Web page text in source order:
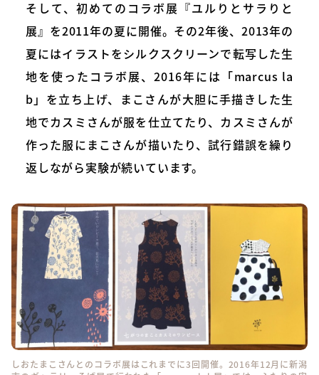
そして、初めてのコラボ展『ユルりとサラりと
展』を2011年の夏に開催。その2年後、2013年の
夏にはイラストをシルクスクリーンで転写した生
地を使ったコラボ展、2016年には「marcus la
b」を立ち上げ、まこさんが大胆に手描きした生
地でカスミさんが服を仕立てたり、カスミさんが
作った服にまこさんが描いたり、試行錯誤を繰り
返しながら実験が続いています。
しおたまこさんとのコラボ展はこれまでに3回開催。2016年12月に新潟